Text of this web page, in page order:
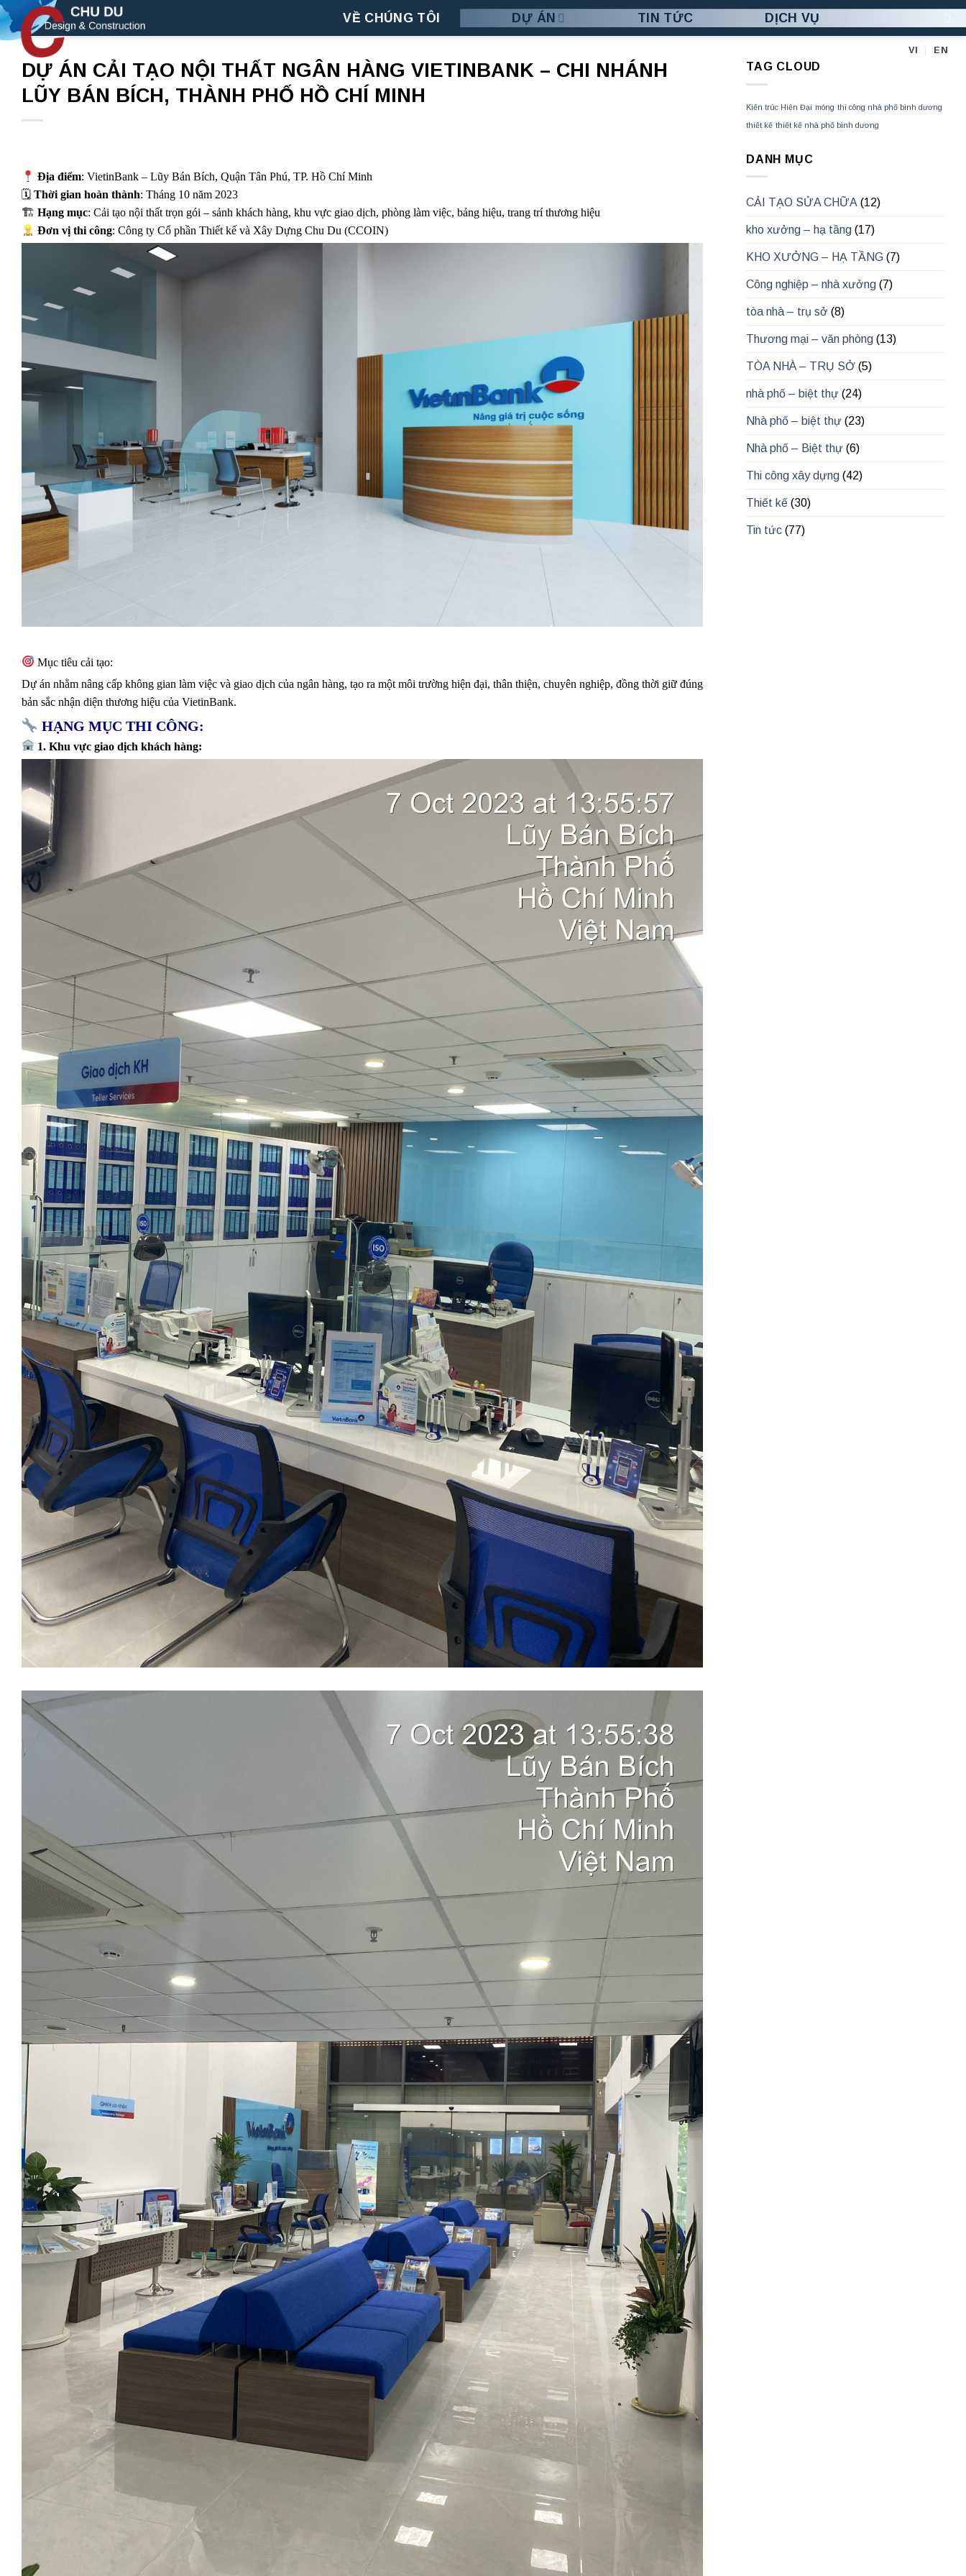
Skip
to
content
VỀ CHÚNG TÔI DỰ ÁN TIN TỨC DỊCH VỤ
VI EN
DỰ ÁN CẢI TẠO NỘI THẤT NGÂN HÀNG VIETINBANK – CHI NHÁNH
LŨY BÁN BÍCH, THÀNH PHỐ HỒ CHÍ MINH
Địa điểm: VietinBank – Lũy Bán Bích, Quận Tân Phú, TP. Hồ Chí Minh
🗓 Thời gian hoàn thành: Tháng 10 năm 2023
🏗 Hạng mục: Cải tạo nội thất trọn gói – sảnh khách hàng, khu vực giao dịch, phòng làm việc, bảng hiệu, trang trí thương hiệu
Đơn vị thi công: Công ty Cổ phần Thiết kế và Xây Dựng Chu Du (CCOIN)
Mục tiêu cải tạo:
Dự án nhằm nâng cấp không gian làm việc và giao dịch của ngân hàng, tạo ra một môi trường hiện đại, thân thiện, chuyên nghiệp, đồng thời giữ đúng
bản sắc nhận diện thương hiệu của VietinBank.
HẠNG MỤC THI CÔNG:
1. Khu vực giao dịch khách hàng:
TAG CLOUD
Kiến trúc Hiện Đại móng thi công nhà phố bình dương
thiết kế thiết kế nhà phố bình dương
DANH MỤC
CẢI TẠO SỬA CHỮA (12)
kho xưởng – hạ tầng (17)
KHO XƯỞNG – HẠ TẦNG (7)
Công nghiệp – nhà xưởng (7)
tòa nhà – trụ sở (8)
Thương mại – văn phòng (13)
TÒA NHÀ – TRỤ SỞ (5)
nhà phố – biệt thự (24)
Nhà phố – biệt thự (23)
Nhà phố – Biệt thự (6)
Thi công xây dựng (42)
Thiết kế (30)
Tin tức (77)